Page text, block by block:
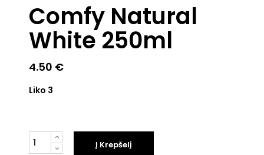
Comfy Natural
White 250ml
4.50 €
Liko 3
Kiekis
Į Krepšelį